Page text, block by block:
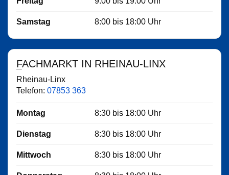
Samstag 8:00 bis 18:00 Uhr
FACHMARKT IN RHEINAU-LINX
Rheinau-Linx
Telefon: 07853 363
Montag 8:30 bis 18:00 Uhr
Dienstag 8:30 bis 18:00 Uhr
Mittwoch 8:30 bis 18:00 Uhr